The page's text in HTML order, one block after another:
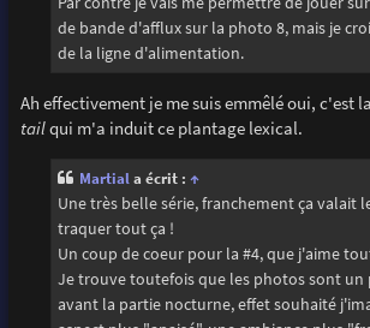
de bande d'afflux sur la photo 8, mais je
de la ligne d'alimentation.
Ah effectivement je me suis emmêlé oui, c'est
tailqui m'a induit ce plantage lexical.
Martiala écrit : ↑
Une très belle série, franchement ça valait
traquer tout ça !
Un coup de coeur pour la #4, que j'aime
Je trouve toutefois que les photos sont un
avant la partie nocturne, effet souhaité